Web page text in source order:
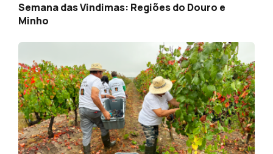
Semana das Vindimas: Regiões do Douro e
Minho